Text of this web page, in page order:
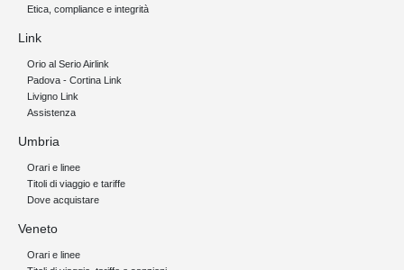
Etica, compliance e integrità
Link
Orio al Serio Airlink
Padova - Cortina Link
Livigno Link
Assistenza
Umbria
Orari e linee
Titoli di viaggio e tariffe
Dove acquistare
Veneto
Orari e linee